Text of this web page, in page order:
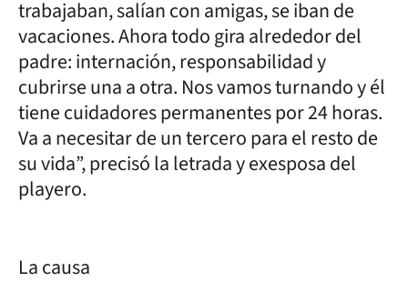
trabajaban, salían con amigas, se iban de
vacaciones. Ahora todo gira alrededor del
padre: internación, responsabilidad y
cubrirse una a otra. Nos vamos turnando y él
tiene cuidadores permanentes por 24 horas.
Va a necesitar de un tercero para el resto de
su vida”, precisó la letrada y exesposa del
playero.
La causa